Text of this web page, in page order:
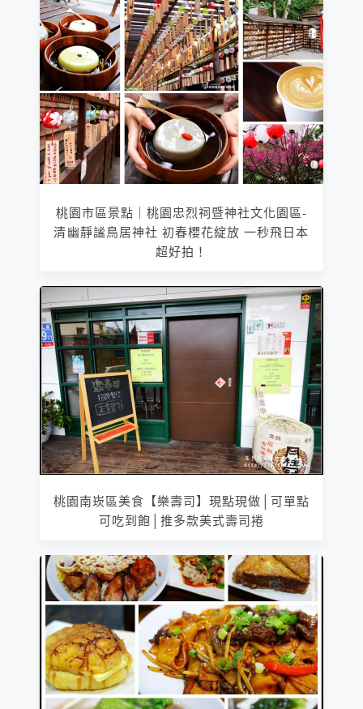
桃園市區景點｜桃園忠烈祠暨神社文化園區-
清幽靜謐鳥居神社 初春櫻花綻放 一秒飛日本
超好拍！
桃園南崁區美食【樂壽司】現點現做│可單點
可吃到飽│推多款美式壽司捲